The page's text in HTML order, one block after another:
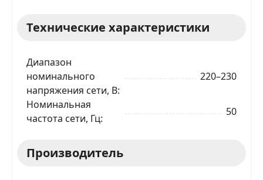
Технические характеристики
Диапазон
номинального
напряжения сети, В
220–230
Номинальная
частота сети, Гц
50
Производитель